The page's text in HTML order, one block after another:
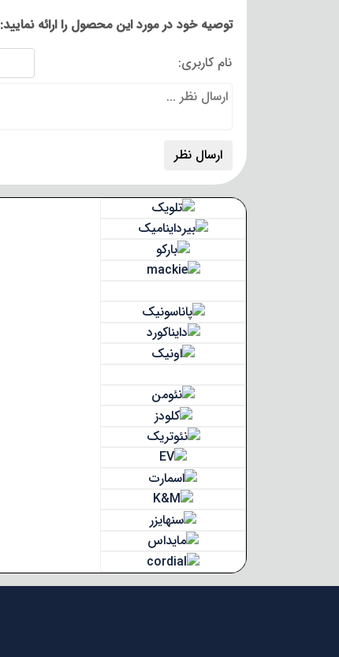
توصیه خود در مورد این محصول را ارائه نمایید:
نام کاربری: